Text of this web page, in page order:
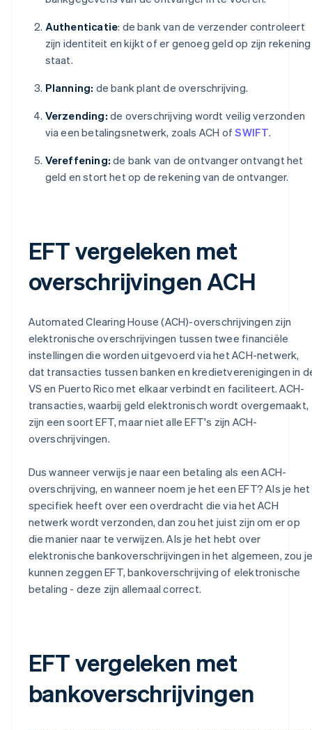
Authenticatie: de bank van de verzender controleert
zijn identiteit en kijkt of er genoeg geld op zijn rekening
staat.
Planning: de bank plant de overschrijving.
Verzending: de overschrijving wordt veilig verzonden
via een betalingsnetwerk, zoals ACH ofSWIFT.
Vereffening: de bank van de ontvanger ontvangt het
geld en stort het op de rekening van de ontvanger.
EFT vergeleken met
overschrijvingen ACH
Automated Clearing House (ACH)-overschrijvingen zijn
elektronische overschrijvingen tussen twee financiële
instellingen die worden uitgevoerd via het ACH-netwerk,
dat transacties tussen banken en kredietverenigingen in
VS en Puerto Rico met elkaar verbindt en faciliteert. ACH-
transacties, waarbij geld elektronisch wordt overgemaakt,
zijn een soort EFT, maar niet alle EFT's zijn ACH-
overschrijvingen.
Dus wanneer verwijs je naar een betaling als een ACH-
overschrijving, en wanneer noem je het een EFT? Als je het
specifiek heeft over een overdracht die via het ACH
netwerk wordt verzonden, dan zou het juist zijn om er op
die manier naar te verwijzen. Als je het hebt over
elektronische bankoverschrijvingen in het algemeen, zou
kunnen zeggen EFT, bankoverschrijving of elektronische
betaling - deze zijn allemaal correct.
EFT vergeleken met
bankoverschrijvingen